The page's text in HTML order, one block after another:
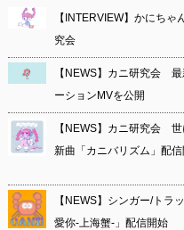
【INTERVIEW】かにち
究会
【NEWS】カニ研究会
ーションMVを公開
【NEWS】カニ研究会
新曲「カニバリズム」配
【NEWS】シンガー/ト
愛你-上海蟹-」配信開始